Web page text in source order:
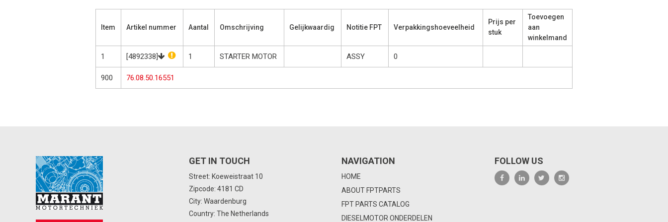
Item Artikel nummer Aantal Omschrijving Gelijkwaardig Notitie FPT Verpakkingshoeveelheid
Prijs per
stuk
Toevoegen
aan
winkelmand
1 [4892338] 1 STARTER MOTOR ASSY 0
900 76.08.50.16551
GET IN TOUCH
Street: Koeweistraat 10
Zipcode: 4181 CD
City: Waardenburg
Country: The Netherlands
NAVIGATION
HOME
ABOUT FPTPARTS
FPT PARTS CATALOG
DIESELMOTOR ONDERDELEN
FOLLOW US